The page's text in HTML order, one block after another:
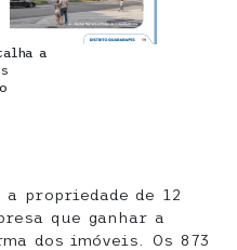
a
propriedade de 12
que ganhar a
dos imóveis. Os 873